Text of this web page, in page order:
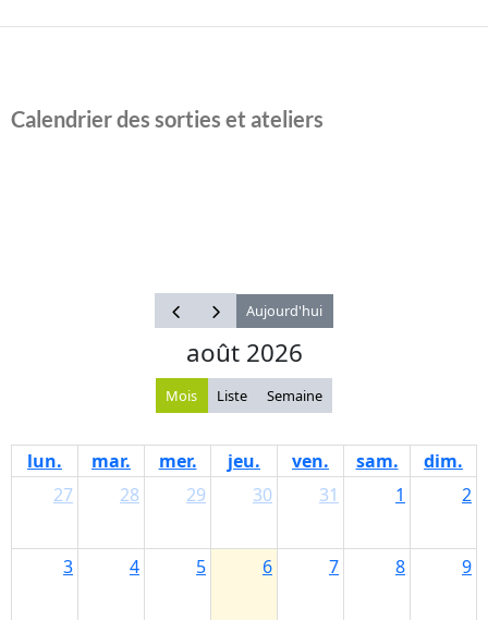
Calendrier des sorties et ateliers